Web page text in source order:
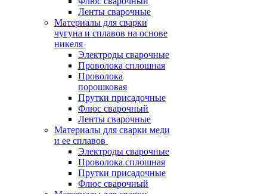
Ленты сварочные
Материалы для сварки
чугуна и сплавов на основе
никеля
Электроды сварочные
Проволока сплошная
Проволока
порошковая
Прутки присадочные
Флюс сварочный
Ленты сварочные
Материалы для сварки меди
и ее сплавов
Электроды сварочные
Проволока сплошная
Прутки присадочные
Флюс сварочный